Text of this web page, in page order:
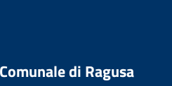
di Ragusa